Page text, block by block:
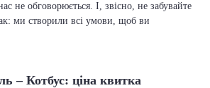
не обговорюється. І, звісно, не забувайте
ми створили всі умови, щоб ви
– Котбус: ціна квитка